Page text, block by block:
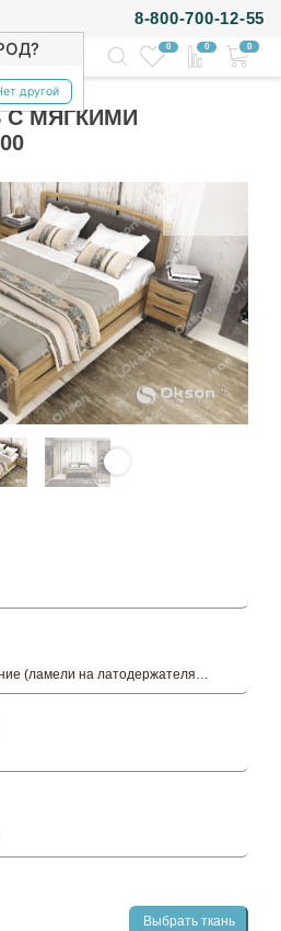
другой
8-800-700-12-55
0 0 0
С МЯГКИМИ
(ламели на латодержателях,
Выбрать ткань